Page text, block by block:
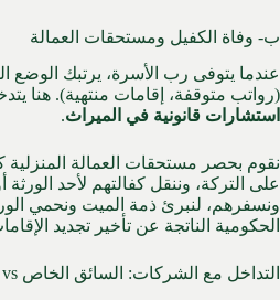
ب- وفاة الكفيل ومستحقات العمالة
عندما يتوفى رب الأسرة، يرتبك الوضع
(رواتب متوقفة، إقامات منتهية). هنا
استشارات قانونية في الميراث.
نقوم بحصر مستحقات العمالة المنزلية
على التركة، وننقل كفالتهم لأحد
ونسفرهم، لنبرئ ذمة الميت ونحمي
الحكومية الناتجة عن تأخير تجديد
التداخل مع الشركات: السائق الخاص vs سائق الشركة